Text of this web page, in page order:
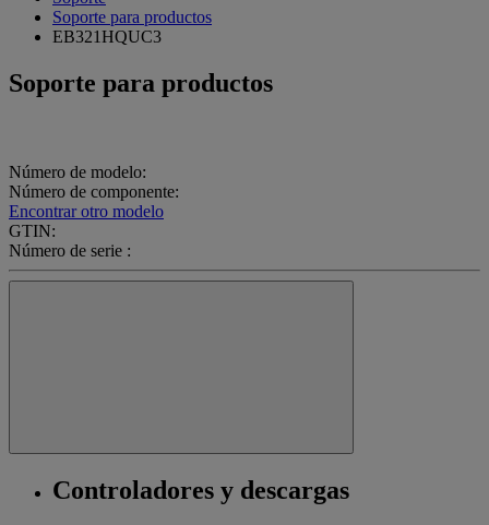
Soporte para productos
EB321HQUC3
Soporte para productos
Número de modelo:
Número de componente:
Encontrar otro modelo
GTIN:
Número de serie :
Controladores y descargas